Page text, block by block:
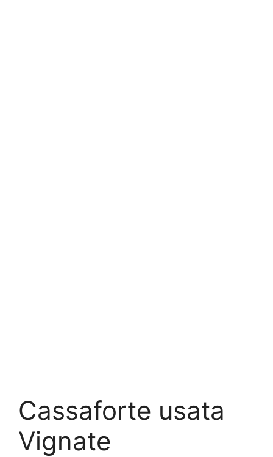
Cassaforte usata
Vignate